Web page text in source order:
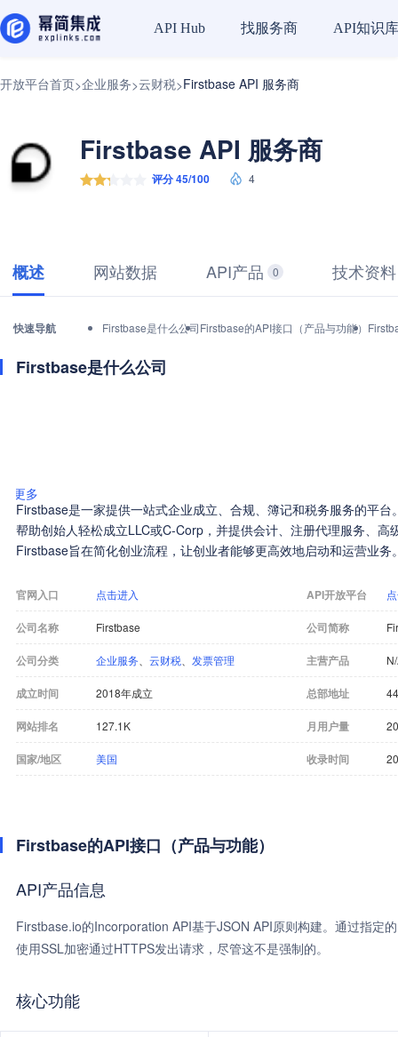
API Hub 找服务商 API知识库
开放平台首页>企业服务>云财税>Firstbase API 服务商
Firstbase API 服务商
评分 45/100 4
概述 网站数据 API产品 0 技术资料
快速导航 Firstbase是什么公司Firstbase的API接口（产品与功能）
Firstbase是什么公司
更多
Firstbase是一家提供一站式企业成立、合规、簿记和税务服务的平
帮助创始人轻松成立LLC或C-Corp，并提供会计、注册代理服务、高
Firstbase旨在简化创业流程，让创业者能够更高效地启动和运营业务
官网入口 点击进入 API开放平台
公司名称 Firstbase 公司简称
公司分类 企业服务 云财税 发票管理 主营产品
成立时间 2018年成立 总部地址
网站排名 127.1K 月用户量
国家/地区 美国 收录时间
Firstbase的API接口（产品与功能）
API产品信息
Firstbase.io的Incorporation API基于JSON API原则构建。通过指定
使用SSL加密通过HTTPS发出请求，尽管这不是强制的。
核心功能